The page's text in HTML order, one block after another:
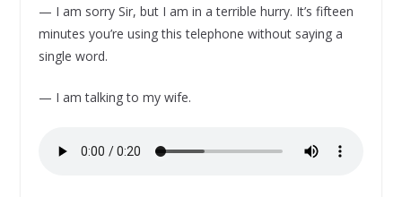
— I am sorry Sir, but I am in a terrible hurry. It’s fifteen
minutes you’re using this telephone without saying a
single word.
— I am talking to my wife.